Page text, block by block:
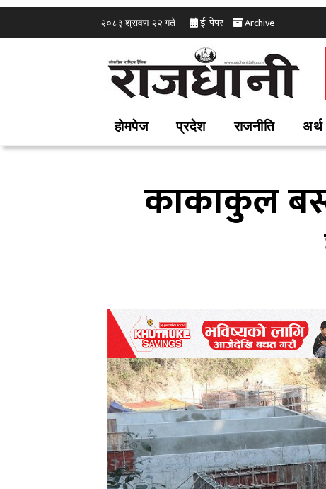
२०८३ श्रावण २२ गते ई-पेपर Archive
होमपेज प्रदेश राजनीति अर्थ
काकाकुल